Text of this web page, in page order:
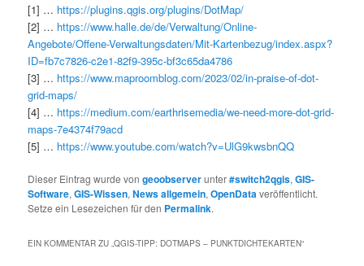
[1] … https://plugins.qgis.org/plugins/DotMap/
[2] … https://www.halle.de/de/Verwaltung/Online-
Angebote/Offene-Verwaltungsdaten/Mit-Kartenbezug/index.aspx?
ID=fb7c7826-c2e1-82f9-395c-bf3c65da4786
[3] … https://www.maproomblog.com/2023/02/in-praise-of-dot-
grid-maps/
[4] … https://medium.com/earthrisemedia/we-need-more-dot-grid-
maps-7e4374f79acd
[5] … https://www.youtube.com/watch?v=UlG9kwsbnQQ
Dieser Eintrag wurde vongeoobserverunter#switch2qgis,GIS-
Software,GIS-Wissen,News allgemein,OpenDataveröffentlicht.
Setze ein Lesezeichen für den Permalink.
EIN KOMMENTAR ZU „QGIS-TIPP: DOTMAPS – PUNKTDICHTEKARTEN“